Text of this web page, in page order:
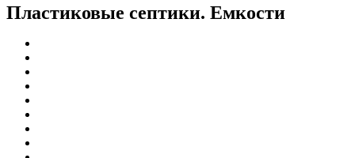
Пластиковые септики. Емкости